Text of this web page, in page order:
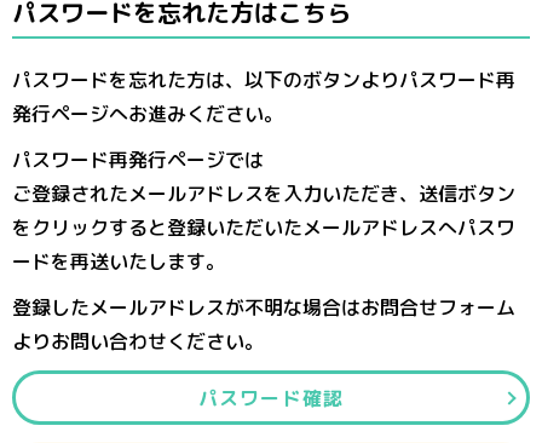
パスワードを忘れた方はこちら
パスワードを忘れた方は、以下のボタンよりパスワード再
発行ページへお進みください。
パスワード再発行ページでは
ご登録されたメールアドレスを入力いただき、送信ボタン
をクリックすると登録いただいたメールアドレスへパスワ
ードを再送いたします。
登録したメールアドレスが不明な場合はお問合せフォーム
よりお問い合わせください。
パスワード確認